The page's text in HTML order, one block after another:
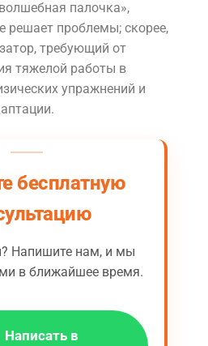
палочка»,
решает проблемы; скорее,
требующий от
тяжелой работы в
упражнений и
бесплатную
Напишите нам, и мы
в ближайшее время.
Написать в